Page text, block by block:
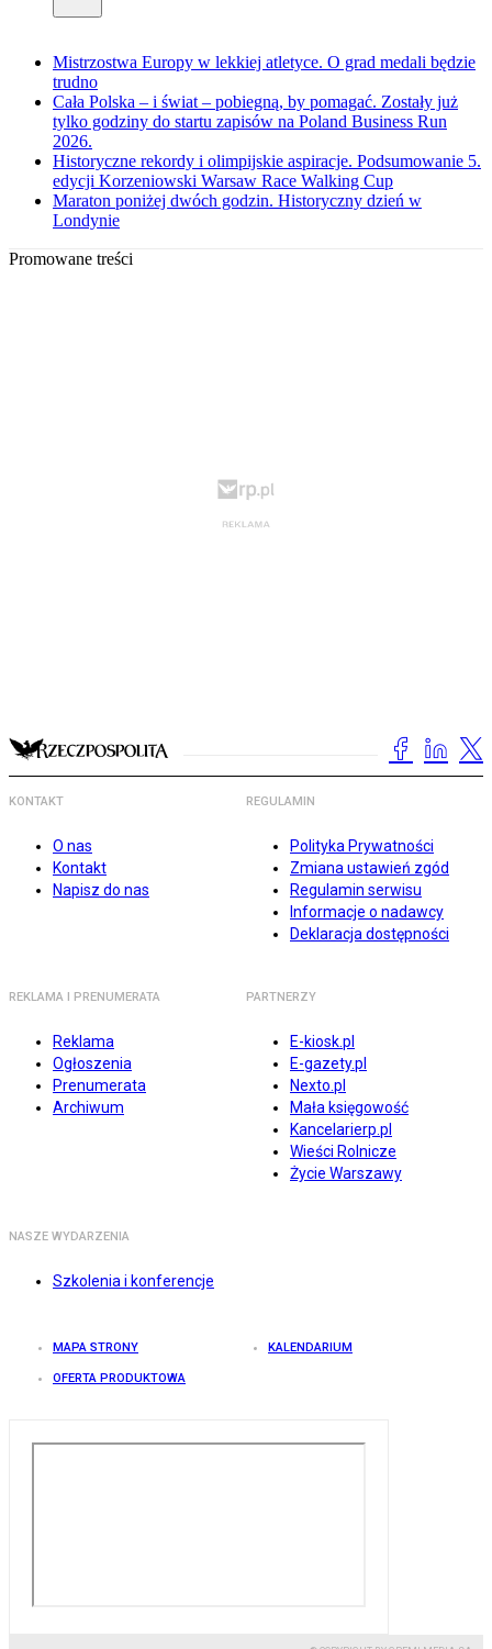
Mistrzostwa Europy w lekkiej atletyce. O grad medali będzie
trudno
Cała Polska – i świat – pobiegną, by pomagać. Zostały już
tylko godziny do startu zapisów na Poland Business Run
2026.
Historyczne rekordy i olimpijskie aspiracje. Podsumowanie 5.
edycji Korzeniowski Warsaw Race Walking Cup
Maraton poniżej dwóch godzin. Historyczny dzień w
Londynie
Promowane treści
KONTAKT
O nas
Kontakt
Napisz do nas
REGULAMIN
Polityka Prywatności
Zmiana ustawień zgód
Regulamin serwisu
Informacje o nadawcy
Deklaracja dostępności
REKLAMA I PRENUMERATA
Reklama
Ogłoszenia
Prenumerata
Archiwum
PARTNERZY
E-kiosk.pl
E-gazety.pl
Nexto.pl
Mała księgowość
Kancelarierp.pl
Wieści Rolnicze
Życie Warszawy
NASZE WYDARZENIA
Szkolenia i konferencje
MAPA STRONY KALENDARIUM
OFERTA PRODUKTOWA